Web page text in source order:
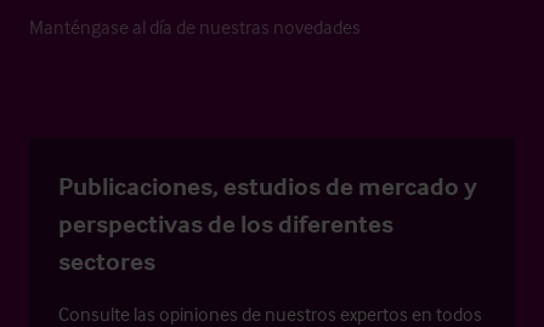
Manténgase al día de nuestras novedades
Publicaciones, estudios de mercado y
perspectivas de los diferentes
sectores
Consulte las opiniones de nuestros expertos en todos